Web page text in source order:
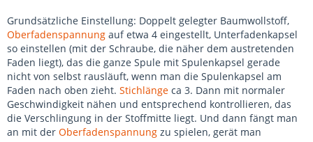
Grundsätzliche Einstellung: Doppelt gelegter Baumwollstoff,
Oberfadenspannung auf etwa 4 eingestellt, Unterfadenkapsel
so einstellen (mit der Schraube, die näher dem austretenden
Faden liegt), das die ganze Spule mit Spulenkapsel gerade
nicht von selbst rausläuft, wenn man die Spulenkapsel am
Faden nach oben zieht. Stichlänge ca 3. Dann mit normaler
Geschwindigkeit nähen und entsprechend kontrollieren, das
die Verschlingung in der Stoffmitte liegt. Und dann fängt man
an mit der Oberfadenspannung zu spielen, gerät man